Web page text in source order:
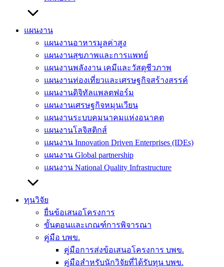
แผนงาน
แผนงานอาหารมูลค่าสูง
แผนงานสุขภาพและการแพทย์
แผนงานพลังงาน เคมีและวัสดุชีวภาพ
แผนงานท่องเที่ยวและเศรษฐกิจสร้างสรรค์
แผนงานดิจิทัลแพลตฟอร์ม
แผนงานเศรษฐกิจหมุนเวียน
แผนงานระบบคมนาคมแห่งอนาคต
แผนงานโลจิสติกส์
แผนงาน Innovation Driven Enterprises (IDEs)
แผนงาน Global partnership
แผนงาน National Quality Infrastructure
ทุนวิจัย
ยื่นข้อเสนอโครงการ
ขั้นตอนและเกณฑ์การพิจารณา
คู่มือ บพข.
คู่มือการส่งข้อเสนอโครงการ บพข.
คู่มือสำหรับนักวิจัยที่ได้รับทุน บพข.